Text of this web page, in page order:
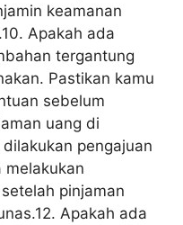
keamanan
Apakah ada
tergantung
Pastikan kamu
sebelum
uang di
pengajuan
melakukan
pinjaman
Apakah ada